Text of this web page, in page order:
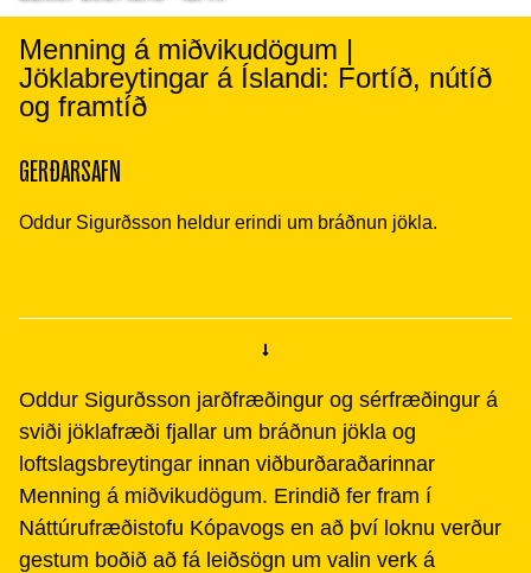
Menning á miðvikudögum |
Jöklabreytingar á Íslandi: Fortíð, nútíð
og framtíð
GERÐARSAFN
Oddur Sigurðsson heldur erindi um bráðnun jökla.
Oddur Sigurðsson jarðfræðingur og sérfræðingur á
sviði jöklafræði fjallar um bráðnun jökla og
loftslagsbreytingar innan viðburðaraðarinnar
Menning á miðvikudögum. Erindið fer fram í
Náttúrufræðistofu Kópavogs en að því loknu verður
gestum boðið að fá leiðsögn um valin verk á